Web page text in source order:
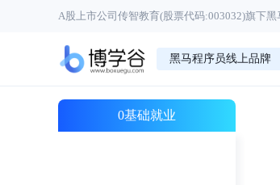
A股上市公司传智教育(股票代码:003032)旗下
黑马程序员线上品牌
0基础就业